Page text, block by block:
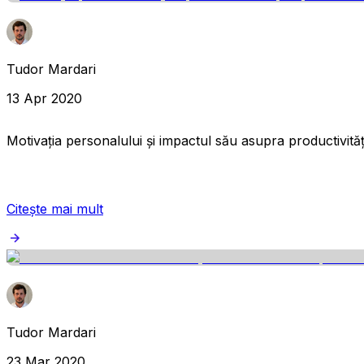
Tudor Mardari
13 Apr 2020
Motivația personalului și impactul său asupra
Citește mai mult
Tudor Mardari